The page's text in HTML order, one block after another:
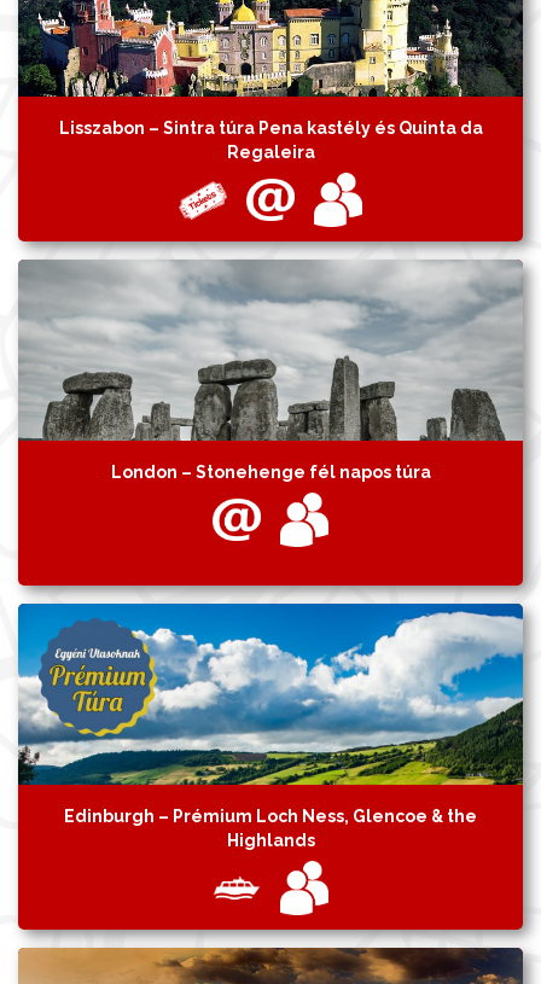
Lisszabon – Sintra túra Pena kastély és Quinta da
Regaleira
London – Stonehenge fél napos túra
Edinburgh – Prémium Loch Ness, Glencoe & the
Highlands